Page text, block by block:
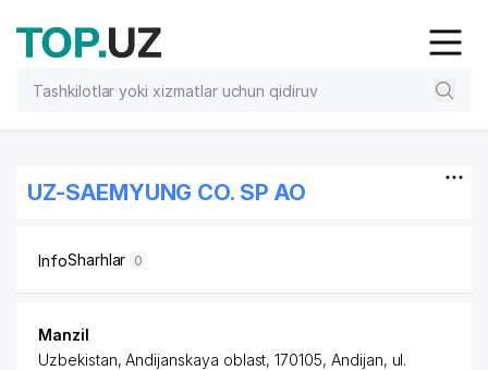
UZ-SAEMYUNG CO. SP AO
InfoSharhlar 0
Manzil
Uzbekistan, Andijanskaya oblast, 170105, Andijan, ul.